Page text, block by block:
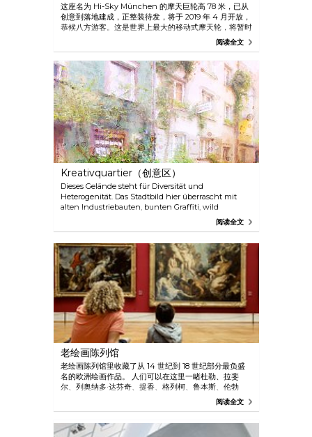
这座名为 Hi-Sky München 的摩天巨轮高 78 米，已从
创意到落地建成，正整装待发，将于 2019 年 4 月开放，
恭候八方游客。这是世界上最大的移动式摩天轮，将暂时
安置在将于 2021 年建成的巴伐利亚广播交响乐团新音乐
阅读全文
Kreativquartier（创意区）
Dieses Gelände steht für Diversität und
Heterogenität. Das Stadtbild hier überrascht mit
alten Industriebauten, bunten Graffiti, wild
inspirierende Atmosphäre. 在这里，艺术家和设计师纷
的排练和表演舞台，还能找到艺术和文化教育机构和倡
议。 社会与生态学初创企业在这里研究和测试其他社会
模式。 您可以在任何地方找到表演、展览、研讨会或音
乐会。 它们的内容、主题和美学很少出现在慕尼黑传统
文化议程中。 这个创意场所代表了多样性和差异性。 都
市风光与古老的工业建筑、五彩缤纷的涂鸦、野生花园相
映成趣，并营造出鼓舞人心的氛围。
阅读全文
老绘画陈列馆
老绘画陈列馆里收藏了从 14 世纪到 18 世纪部分最负盛
名的欧洲绘画作品。 人们可以在这里一睹杜勒、拉斐
尔、列奥纳多·达芬奇、提香、格列柯、鲁本斯、伦勃
阅读全文